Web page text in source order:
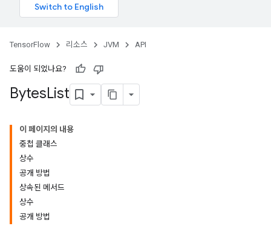
TensorFlow 리소스 JVM API
도움이 되었나요?
BytesList
이 페이지의 내용
중첩 클래스
상수
공개 방법
상속된 메서드
상수
공개 방법